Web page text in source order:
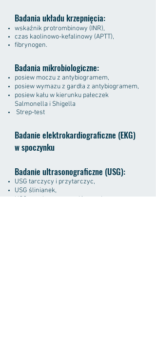
Badania układu krzepnięcia:
wskaźnik protrombinowy (INR),
czas kaolinowo-kefalinowy (APTT),
fibrynogen.
Badania mikrobiologiczne:
posiew moczu z antybiogramem,
posiew wymazu z gardła z antybiogramem,
posiew kału w kierunku pałeczek
Salmonella i Shigella
Strep-test
Badanie elektrokardiograficzne (EKG)
w spoczynku
Badanie ultrasonograficzne (USG):
USG tarczycy i przytarczyc,
USG ślinianek,
USG nerek, moczowodów, pęcherza